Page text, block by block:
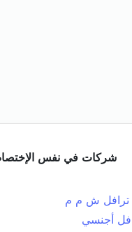
شركات في نفس
ش م م
أجنسي